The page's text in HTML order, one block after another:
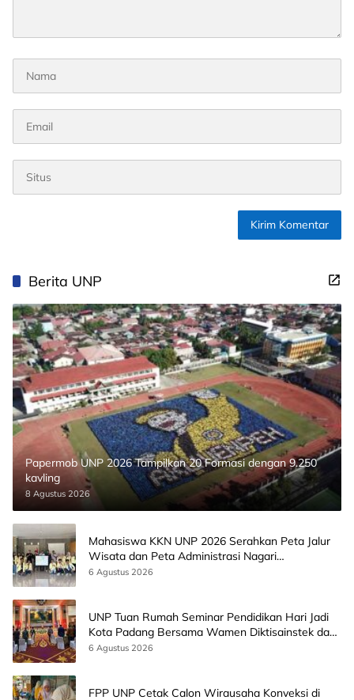
Berita UNP
Papermob UNP 2026 Tampilkan 20 Formasi dengan 9.250
kavling
8 Agustus 2026
Mahasiswa KKN UNP 2026 Serahkan Peta Jalur
Wisata dan Peta Administrasi Nagari
Paninggahan
6 Agustus 2026
UNP Tuan Rumah Seminar Pendidikan Hari Jadi
Kota Padang Bersama Wamen Diktisainstek dan
CEO EMGS Malaysia
6 Agustus 2026
FPP UNP Cetak Calon Wirausaha Konveksi di